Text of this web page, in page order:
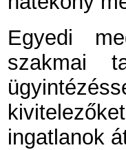
Egyedi
szakmai
ingatlanok